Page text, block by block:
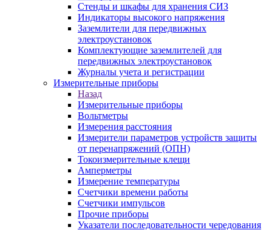
Стенды и шкафы для хранения СИЗ
Индикаторы высокого напряжения
Заземлители для передвижных
электроустановок
Комплектующие заземлителей для
передвижных электроустановок
Журналы учета и регистрации
Измерительные приборы
Назад
Измерительные приборы
Вольтметры
Измерения расстояния
Измерители параметров устройств защиты
от перенапряжений (ОПН)
Токоизмерительные клещи
Амперметры
Измерение температуры
Счетчики времени работы
Счетчики импульсов
Прочие приборы
Указатели последовательности чередования